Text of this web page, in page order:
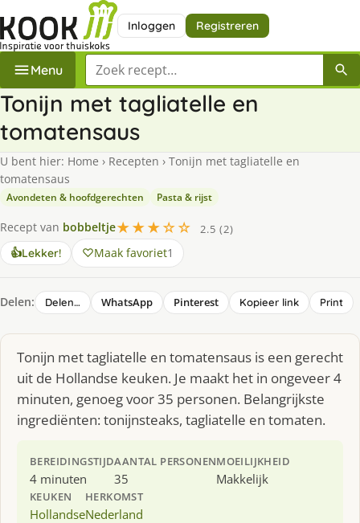
Inloggen Registreren
Menu Zoek een recept
Tonijn met tagliatelle en
tomatensaus
U bent hier: Home › Recepten › Tonijn met tagliatelle en
tomatensaus
Avondeten & hoofdgerechten Pasta & rijst
Recept van bobbeltje★★★☆☆
2.5 (2)
👍Lekker! Maak favoriet1
Delen: Delen… WhatsApp Pinterest Kopieer link Print
Tonijn met tagliatelle en tomatensaus is een gerecht
uit de Hollandse keuken. Je maakt het in ongeveer 4
minuten, genoeg voor 35 personen. Belangrijkste
ingrediënten: tonijnsteaks, tagliatelle en tomaten.
BEREIDINGSTIJD
4 minuten
AANTAL PERSONEN
35
MOEILIJKHEID
Makkelijk
KEUKEN
Hollandse
HERKOMST
Nederland